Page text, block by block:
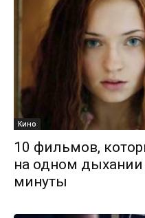
Кино
10 фильмов,
на одном
минуты